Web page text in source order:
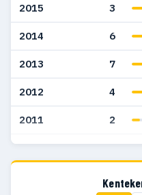
2015 3
2014 6
2013 7
2012 4
2011 2
2010 3